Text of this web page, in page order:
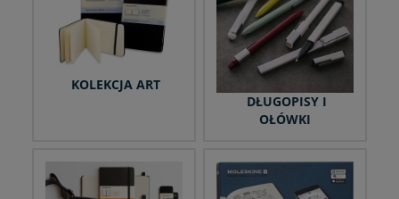
KOLEKCJA ART
DŁUGOPISY I
OŁÓWKI